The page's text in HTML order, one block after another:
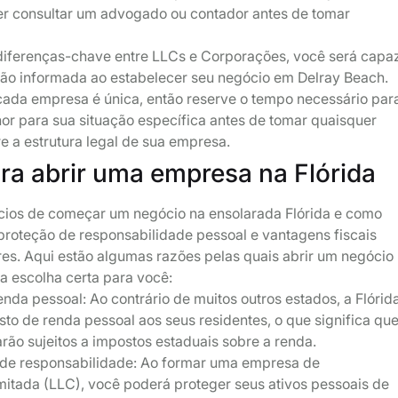
consultar um advogado ou contador antes de tomar
chave entre LLCs e Corporações, você será
informada ao estabelecer seu negócio em Delray Beach.
empresa é única, então reserve o tempo necessário
para sua situação específica antes de tomar quaisquer
a estrutura legal de sua empresa.
abrir uma empresa na Flórida
de começar um negócio na ensolarada Flórida e como
de responsabilidade pessoal e vantagens fiscais
Aqui estão algumas razões pelas quais abrir um negócio
escolha certa para você:
pessoal: Ao contrário de muitos outros estados, a
de renda pessoal aos seus residentes, o que significa que
sujeitos a impostos estaduais sobre a renda.
responsabilidade: Ao formar uma empresa de
(LLC), você poderá proteger seus ativos pessoais de